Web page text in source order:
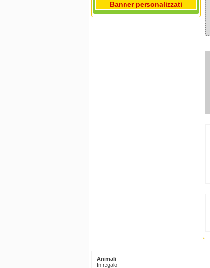
Banner personalizzati
Animali
In regalo